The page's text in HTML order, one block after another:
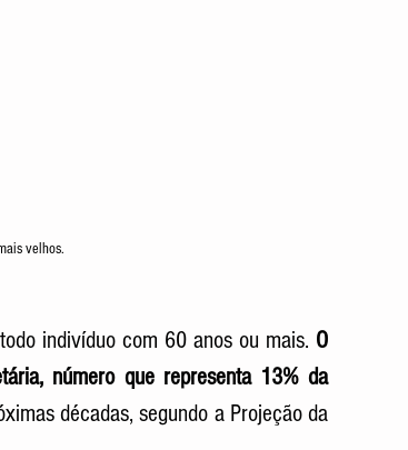
velhos.
indivíduo com 60 anos ou mais. O
número que representa 13% da
décadas, segundo a Projeção da